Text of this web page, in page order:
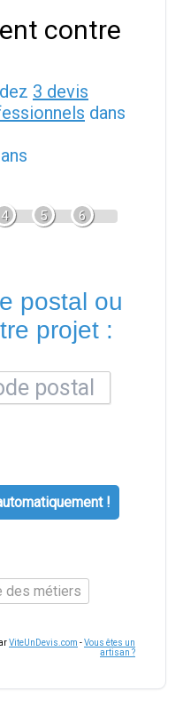
contre
3 devis
dans
4 5 6
postal ou
projet :
!
des métiers
ViteUnDevis.com -Vous êtes un
artisan ?